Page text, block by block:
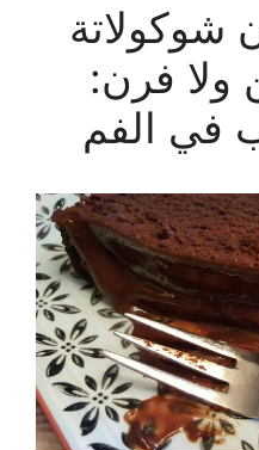
شوكولاتة
ولا فرن: